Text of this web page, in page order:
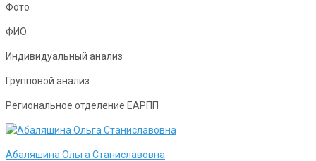
Фото
ФИО
Индивидуальный анализ
Групповой анализ
Региональное отделение ЕАРПП
Абаляшина Ольга Станиславовна